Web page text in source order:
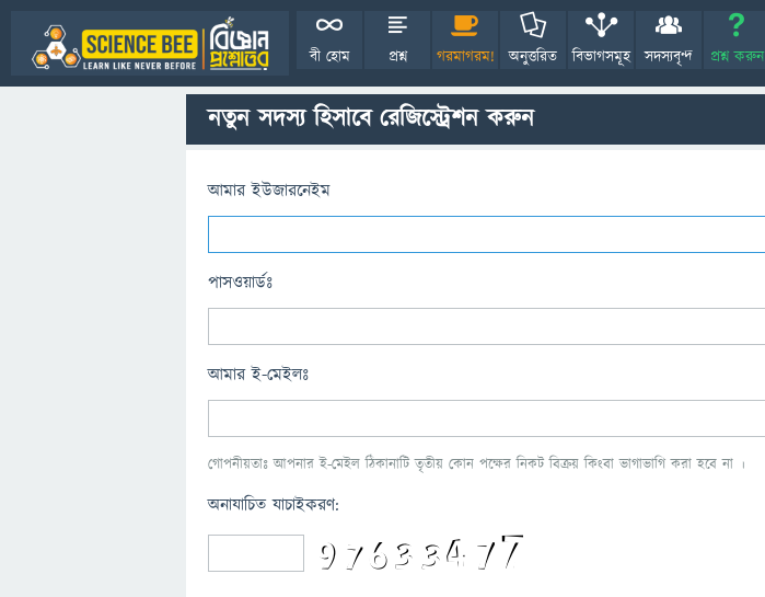
বী হোম প্রশ্ন গরমাগরম! অনুত্তরিত বিভাগসমূহ সদস্যবৃন্দ প্রশ্ন করুন
নতুন সদস্য হিসাবে রেজিস্ট্রেশন করুন
আমার ইউজারনেইম
পাসওয়ার্ডঃ
আমার ই-মেইলঃ
গোপনীয়তাঃ আপনার ই-মেইল ঠিকানাটি তৃতীয় কোন পক্ষের নিকট বিক্রয় কিংবা ভাগাভাগি করা হবে না ।
অনাযাচিত যাচাইকরণ: